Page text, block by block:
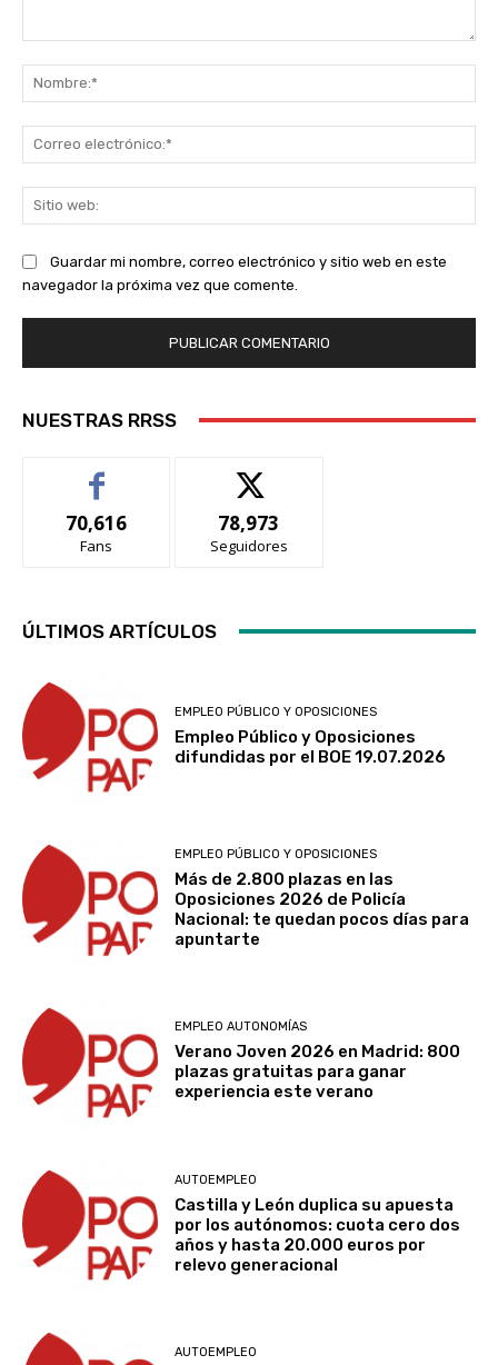
Guardar mi nombre, correo electrónico y sitio web en este
navegador la próxima vez que comente.
NUESTRAS RRSS
70,616
Fans
78,973
Seguidores
ÚLTIMOS ARTÍCULOS
EMPLEO PÚBLICO Y OPOSICIONES
Empleo Público y Oposiciones
difundidas por el BOE 19.07.2026
EMPLEO PÚBLICO Y OPOSICIONES
Más de 2.800 plazas en las
Oposiciones 2026 de Policía
Nacional: te quedan pocos días para
apuntarte
EMPLEO AUTONOMÍAS
Verano Joven 2026 en Madrid: 800
plazas gratuitas para ganar
experiencia este verano
AUTOEMPLEO
Castilla y León duplica su apuesta
por los autónomos: cuota cero dos
años y hasta 20.000 euros por
relevo generacional
AUTOEMPLEO